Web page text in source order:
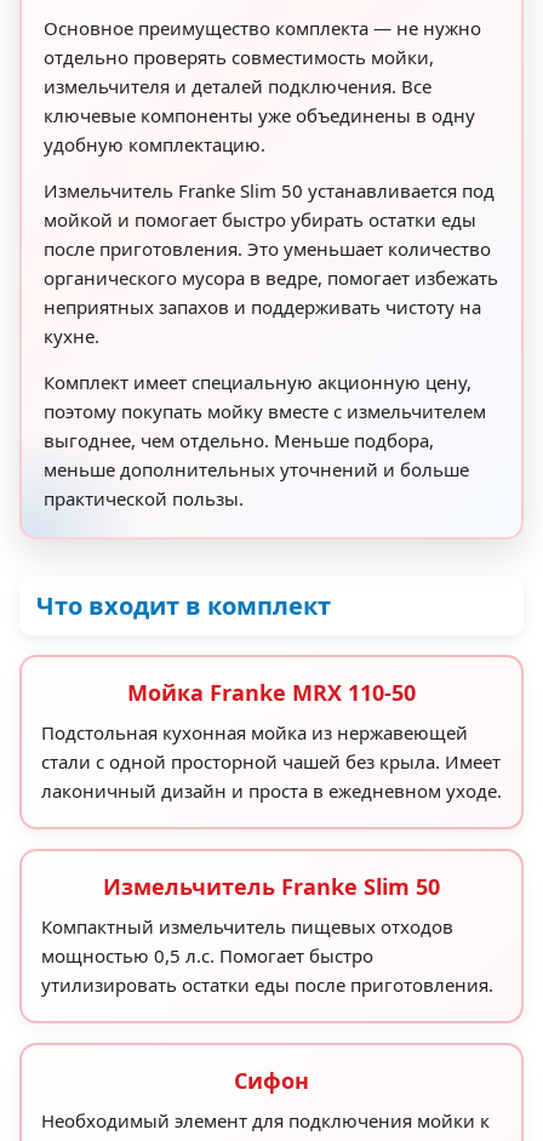
Основное преимущество комплекта — не нужно
отдельно проверять совместимость мойки,
измельчителя и деталей подключения. Все
ключевые компоненты уже объединены в одну
удобную комплектацию.
Измельчитель Franke Slim 50 устанавливается под
мойкой и помогает быстро убирать остатки еды
после приготовления. Это уменьшает количество
органического мусора в ведре, помогает избежать
неприятных запахов и поддерживать чистоту на
кухне.
Комплект имеет специальную акционную цену,
поэтому покупать мойку вместе с измельчителем
выгоднее, чем отдельно. Меньше подбора,
меньше дополнительных уточнений и больше
практической пользы.
Что входит в комплект
Мойка Franke MRX 110-50
Подстольная кухонная мойка из нержавеющей
стали с одной просторной чашей без крыла. Имеет
лаконичный дизайн и проста в ежедневном уходе.
Измельчитель Franke Slim 50
Компактный измельчитель пищевых отходов
мощностью 0,5 л.с. Помогает быстро
утилизировать остатки еды после приготовления.
Сифон
Необходимый элемент для подключения мойки к